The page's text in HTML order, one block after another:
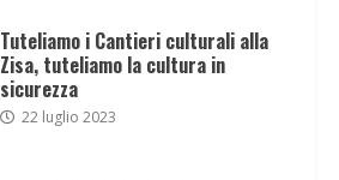
Tuteliamo i Cantieri culturali alla
Zisa, tuteliamo la cultura in
sicurezza
22 luglio 2023